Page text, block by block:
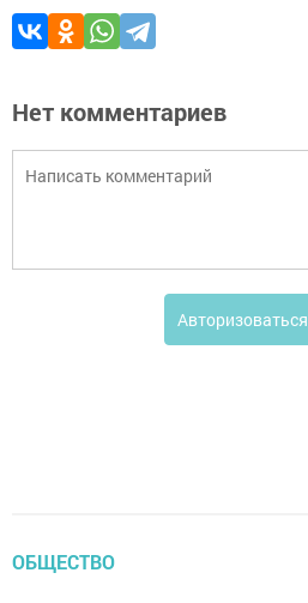
Нет комментариев
Авторизоваться
ОБЩЕСТВО